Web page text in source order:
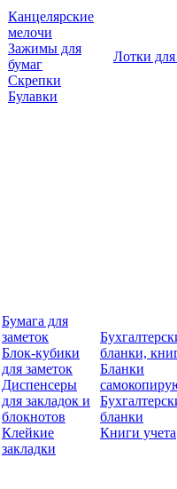
Канцелярские
мелочи
Зажимы для
бумаг
Скрепки
Булавки
Лотки
Бумага для
заметок
Блок-кубики
для заметок
Диспенсеры
для закладок и
блокнотов
Клейкие
закладки
бланки,
Бланки
бланки
Книги учета